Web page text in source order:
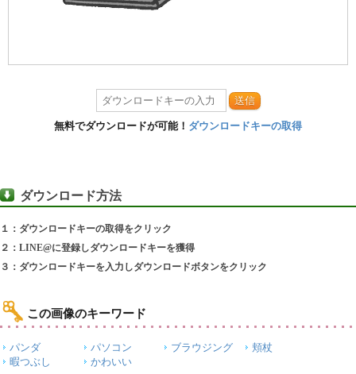
送信
無料でダウンロードが可能！ ダウンロードキーの取得
ダウンロード方法
１：ダウンロードキーの取得をクリック
２：LINE@に登録しダウンロードキーを獲得
３：ダウンロードキーを入力しダウンロードボタンをクリック
この画像のキーワード
パンダ パソコン ブラウジング
頬杖
暇つぶし
かわいい